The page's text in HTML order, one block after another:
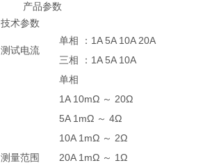
产品参数
技术参数
测试电流
单相 ：1A 5A 10A 20A
三相 ：1A 5A 10A
测量范围
单相
1A 10mΩ ～ 20Ω
5A 1mΩ ～ 4Ω
10A 1mΩ ～ 2Ω
20A 1mΩ ～ 1Ω